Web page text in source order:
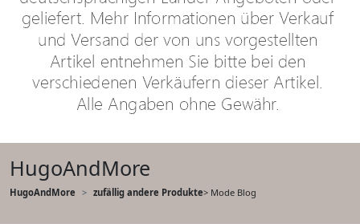
HugoAndMore
HugoAndMore zufällig andere Produkte> Mode Blog